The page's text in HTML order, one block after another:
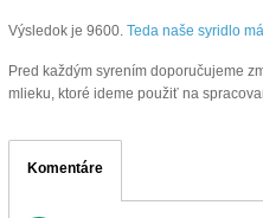
Výsledok je 9600. Teda naše syridlo
Pred každým syrením doporučujeme
mlieku, ktoré ideme použiť na
Komentáre